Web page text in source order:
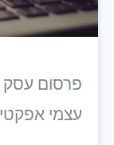
עצמי אפקטיבי